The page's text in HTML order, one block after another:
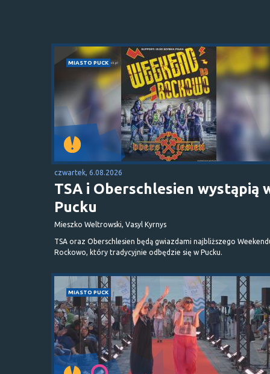
MIASTO PUCK
czwartek, 6.08.2026
TSA i Oberschlesien wystąpią
Pucku
Mieszko Weltrowski, Vasyl Kyrnys
TSA oraz Oberschlesien będą gwiazdami najbliższego
Rockowo, który tradycyjnie odbędzie się w Pucku.
MIASTO PUCK